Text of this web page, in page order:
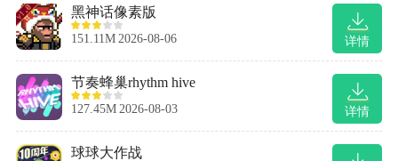
详情
黑神话像素版
151.11M 2026-08-06
详情
节奏蜂巢rhythm hive
127.45M 2026-08-03
球球大作战